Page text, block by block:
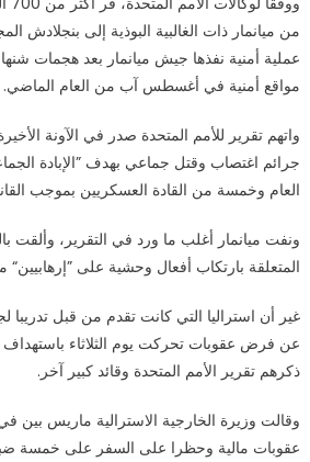
في
ميانمار
مغلقة
من ميانمار ذات الغالبية البوذية إلى بنجلادش
عملية أمنية نفذها جيش ميانمار بعد هجمات
مواقع أمنية في أغسطس آب من العام الماضي.
واتهم تقرير للأمم المتحدة صدر في الآونة
جرائم اغتصاب وقتل جماعي بهدف ”الإبادة
العام وخمسة من القادة العسكريين بموجب
ونفت ميانمار أغلب ما ورد في التقرير، وألقت
المتعلقة بارتكاب أفعال وحشية على ”إرهابيين“
غير أن استراليا التي كانت تقدم من قبل تدريبا
عن فرض عقوبات تحركت يوم الثلاثاء باستهداف
ذكرهم تقرير الأمم المتحدة وقائد كبير آخر.
وقالت وزيرة الخارجية الاسترالية ماريس بين
عقوبات مالية وحظرا على السفر على خمسة